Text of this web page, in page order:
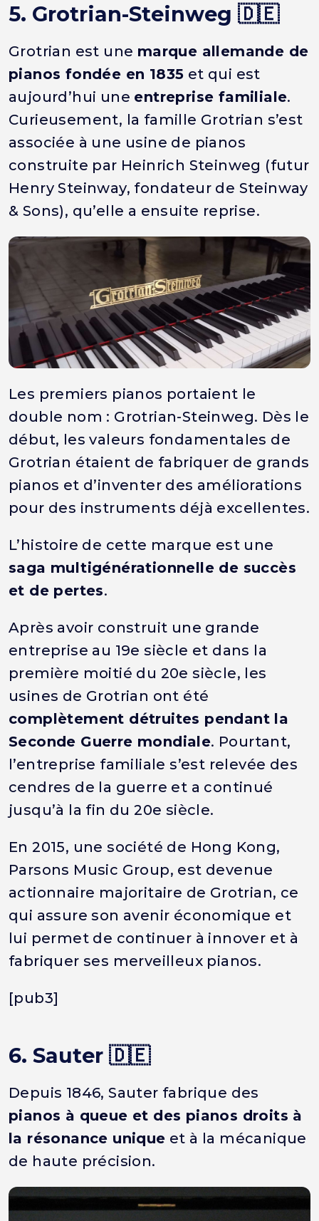
5. Grotrian-Steinweg 🇩🇪
Grotrian est une marque allemande de
pianos fondée en 1835 et qui est
aujourd’hui une entreprise familiale.
Curieusement, la famille Grotrian s’est
associée à une usine de pianos
construite par Heinrich Steinweg (futur
Henry Steinway, fondateur de Steinway
& Sons), qu’elle a ensuite reprise.
Les premiers pianos portaient le
double nom : Grotrian-Steinweg. Dès le
début, les valeurs fondamentales de
Grotrian étaient de fabriquer de grands
pianos et d’inventer des améliorations
pour des instruments déjà excellentes.
L’histoire de cette marque est une
saga multigénérationnelle de succès
et de pertes.
Après avoir construit une grande
entreprise au 19e siècle et dans la
première moitié du 20e siècle, les
usines de Grotrian ont été
complètement détruites pendant la
Seconde Guerre mondiale. Pourtant,
l’entreprise familiale s’est relevée des
cendres de la guerre et a continué
jusqu’à la fin du 20e siècle.
En 2015, une société de Hong Kong,
Parsons Music Group, est devenue
actionnaire majoritaire de Grotrian, ce
qui assure son avenir économique et
lui permet de continuer à innover et à
fabriquer ses merveilleux pianos.
[pub3]
6. Sauter 🇩🇪
Depuis 1846, Sauter fabrique des
pianos à queue et des pianos droits à
la résonance unique et à la mécanique
de haute précision.